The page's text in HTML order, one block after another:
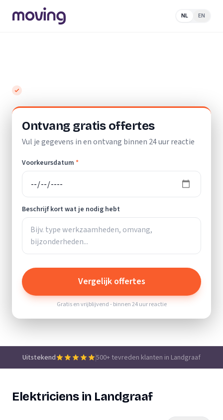
NL EN
Ontvang gratis offertes
Vul je gegevens in en ontvang binnen 24 uur reactie
Voorkeursdatum *
Beschrijf kort wat je nodig hebt
Vergelijk offertes
Gratis en vrijblijvend - binnen 24 uur reactie
Uitstekend 500+ tevreden klanten in Landgraaf
Elektriciens in Landgraaf